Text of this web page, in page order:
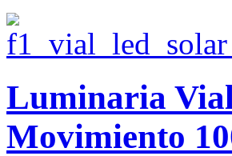
Luminaria
Movimiento